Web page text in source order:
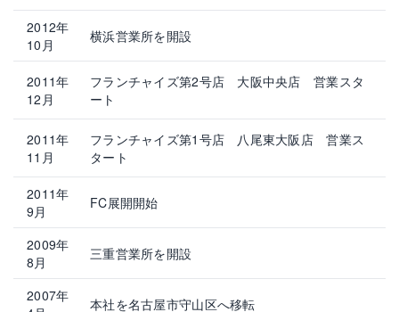
2012年
10月
横浜営業所を開設
2011年
12月
フランチャイズ第2号店 大阪中央店 営業スタ
ート
2011年
11月
フランチャイズ第1号店 八尾東大阪店 営業ス
タート
2011年
9月
FC展開開始
2009年
8月
三重営業所を開設
2007年
本社を名古屋市守山区へ移転